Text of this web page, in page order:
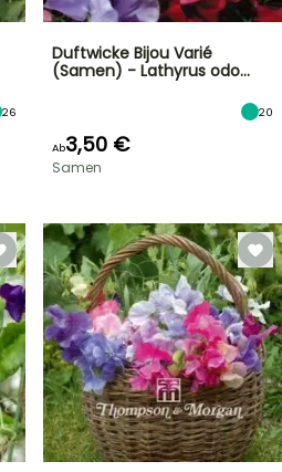
26
Duftwicke Bijou Varié
(Samen) - Lathyrus odo…
20
Ab3,50 €
Samen